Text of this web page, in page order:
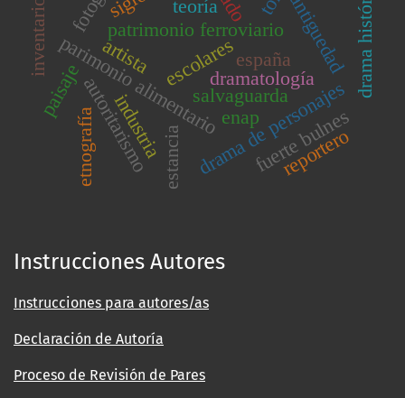
escolares
parimonio alimentario
patrimonio ferroviario
dramatología
drama de personajes
drama histórico
fuerte bulnes
salvaguarda
antiguedad
inventario
autoritarismo
españa
etnografía
paisaje enap
reportero
teoría
industriaestancia
artista
Instrucciones Autores
Instrucciones para autores/as
Declaración de Autoría
Proceso de Revisión de Pares